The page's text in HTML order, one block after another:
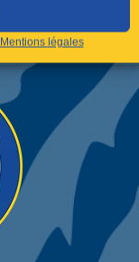
Mentions légales